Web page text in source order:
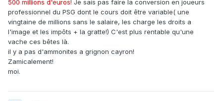
500 millions d'euros! Je sais pas faire la conversion en joueurs
professionnel du PSG dont le cours doit être variable( une
vingtaine de millions sans le salaire, les charge les droits a
l'image et les impôts + la gratte!) C'est plus rentable qu'une
vache ces bêtes là.
il y a pas d'ammonites a grignon cayron!
Zamicalement!
moi.